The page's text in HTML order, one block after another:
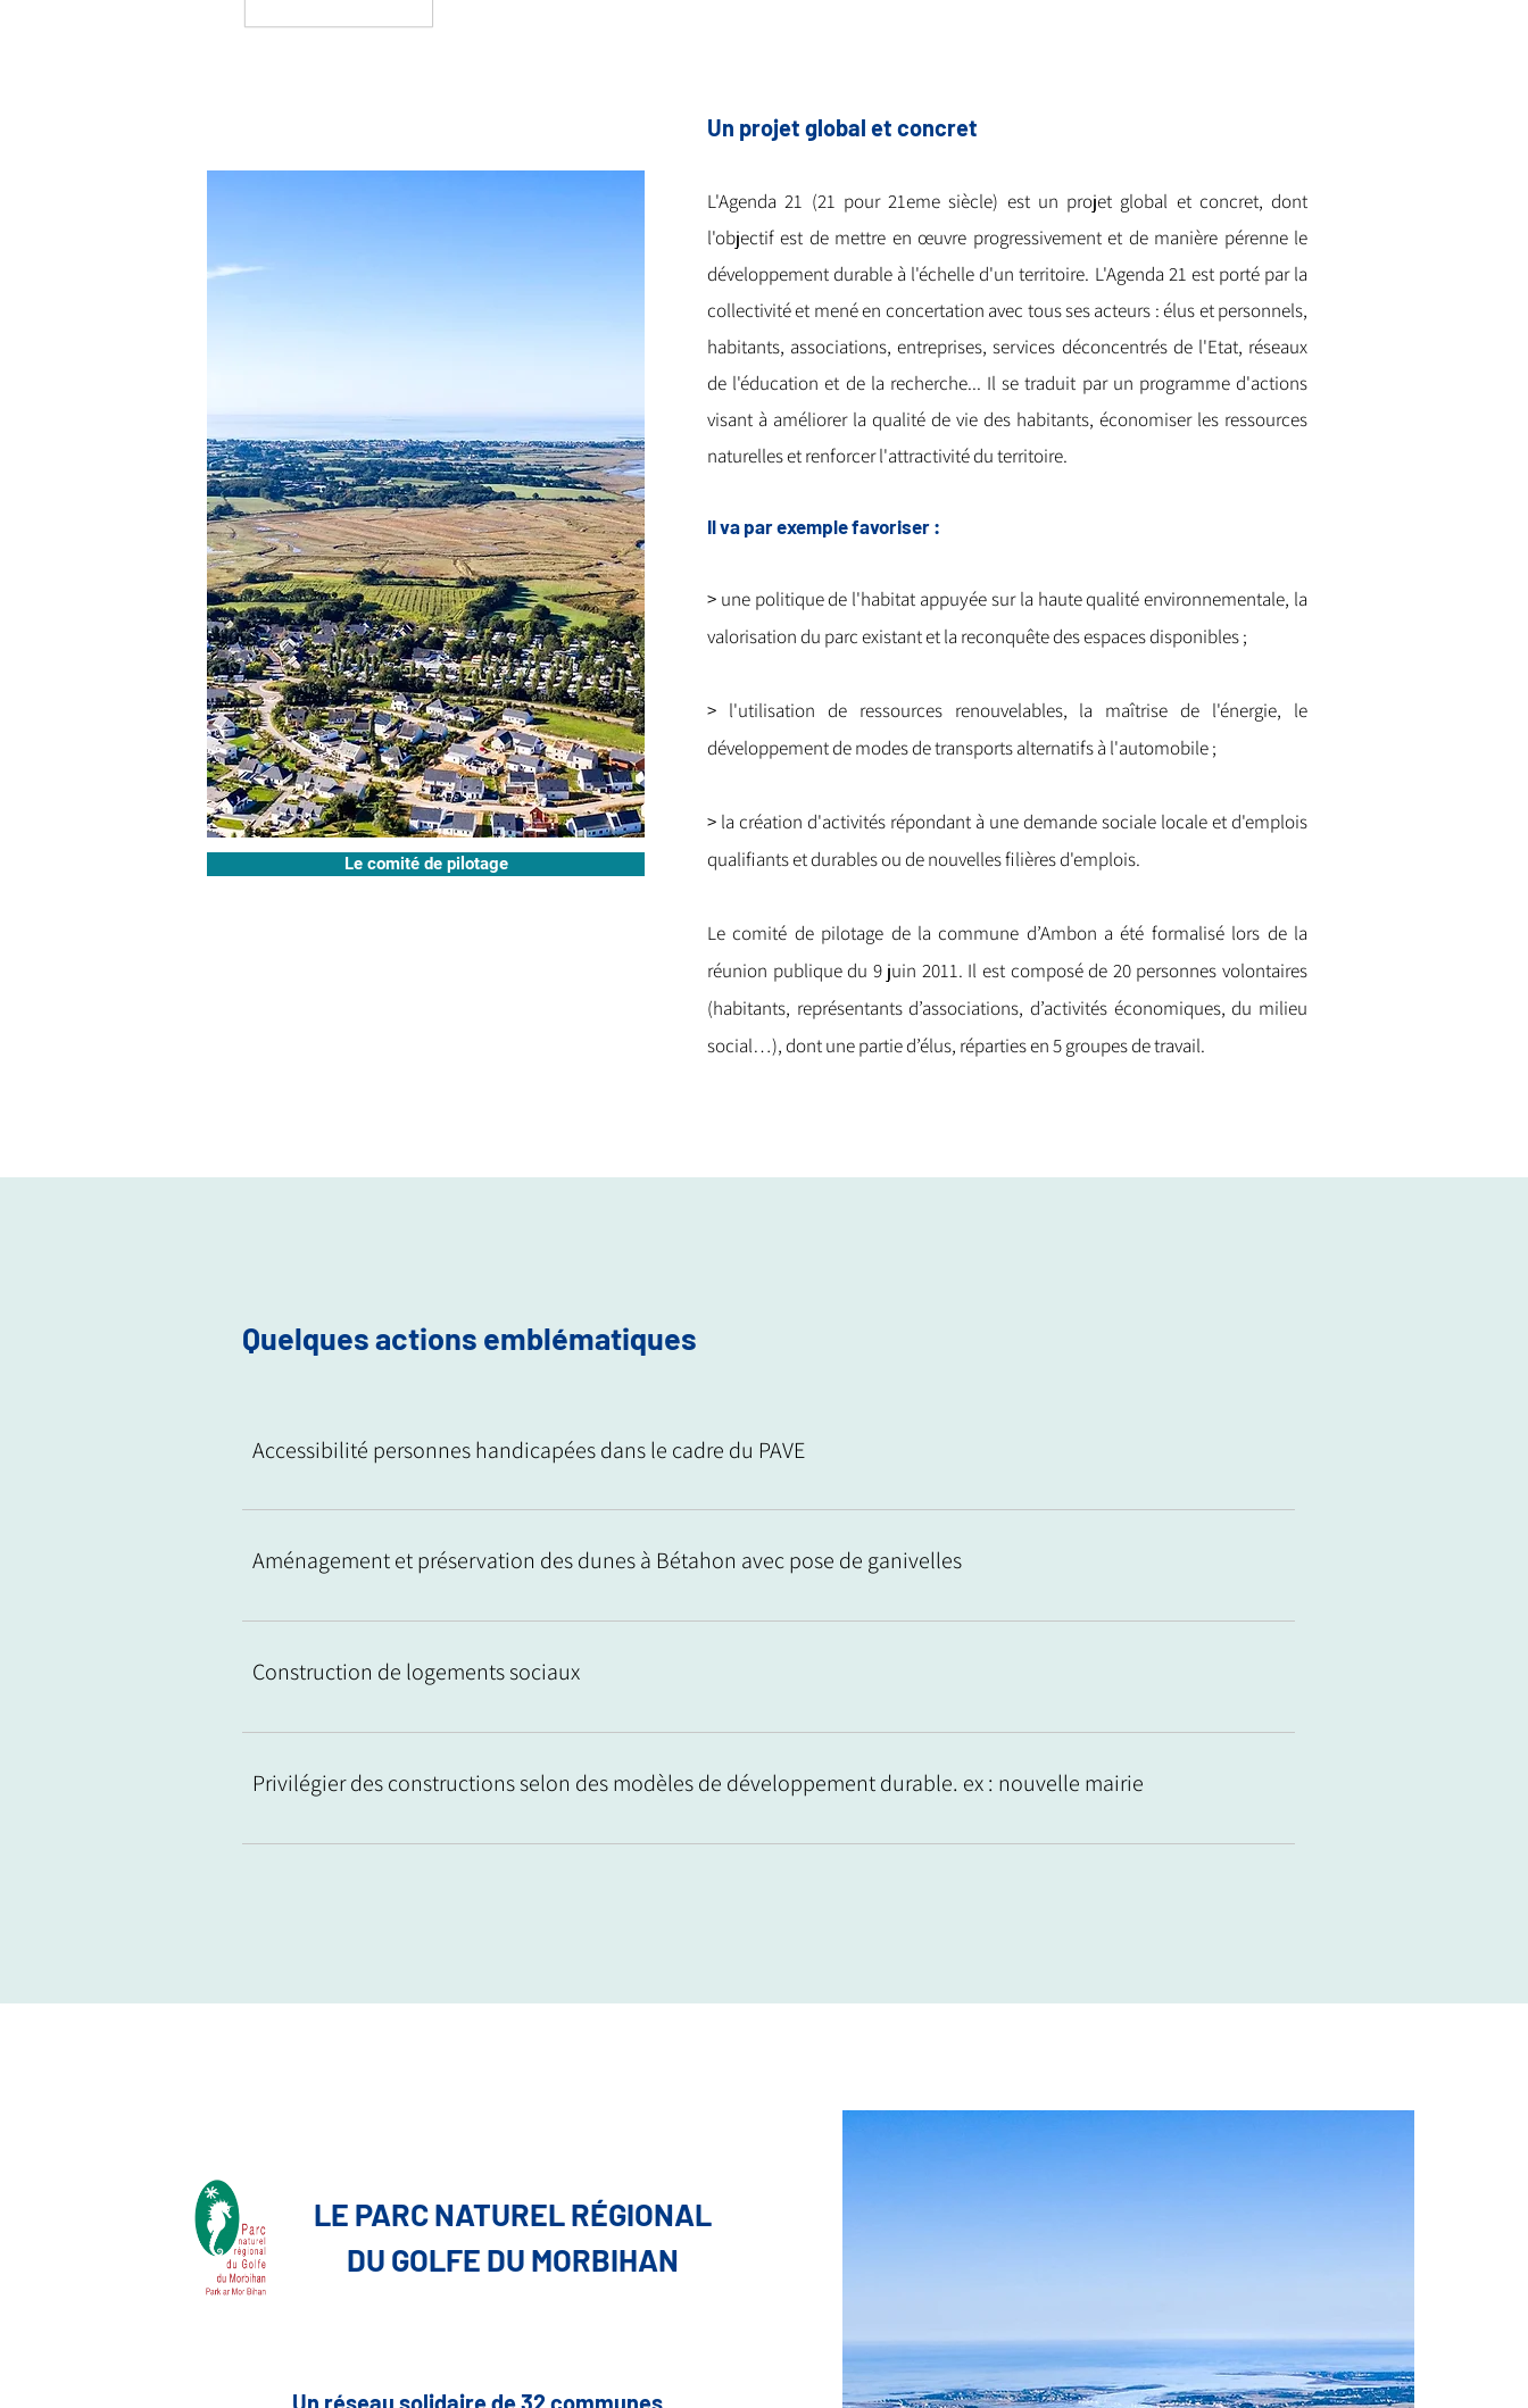
Le comité de pilotage
Un projet global et concret
L'Agenda 21 (21 pour 21eme siècle) est un projet global et concret, dont
l'objectif est de mettre en œuvre progressivement et de manière pérenne le
développement durable à l'échelle d'un territoire. L'Agenda 21 est porté par la
collectivité et mené en concertation avec tous ses acteurs : élus et personnels,
habitants, associations, entreprises, services déconcentrés de l'Etat, réseaux
de l'éducation et de la recherche... Il se traduit par un programme d'actions
visant à améliorer la qualité de vie des habitants, économiser les ressources
naturelles et renforcer l'attractivité du territoire.
Il va par exemple favoriser :
> une politique de l'habitat appuyée sur la haute qualité environnementale, la
valorisation du parc existant et la reconquête des espaces disponibles ;
> l'utilisation de ressources renouvelables, la maîtrise de l'énergie, le
développement de modes de transports alternatifs à l'automobile ;
> la création d'activités répondant à une demande sociale locale et d'emplois
qualifiants et durables ou de nouvelles filières d'emplois.
Le comité de pilotage de la commune d’Ambon a été formalisé lors de la
réunion publique du 9 juin 2011. Il est composé de 20 personnes volontaires
(habitants, représentants d’associations, d’activités économiques, du milieu
social…), dont une partie d’élus, réparties en 5 groupes de travail.
Quelques actions emblématiques
Accessibilité personnes handicapées dans le cadre du PAVE
Aménagement et préservation des dunes à Bétahon avec pose de ganivelles
Construction de logements sociaux
Privilégier des constructions selon des modèles de développement durable. ex : nouvelle mairie
LE PARC NATUREL RÉGIONAL
DU GOLFE DU MORBIHAN
Un réseau solidaire de 32 communes